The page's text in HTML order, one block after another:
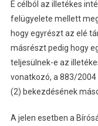
E célból az illetékes
felügyelete mellett
hogy egyrészt az elé
másrészt pedig hogy
teljesülnek-e az
vonatkozó, a 883/2004
(2) bekezdésének
A jelen esetben a